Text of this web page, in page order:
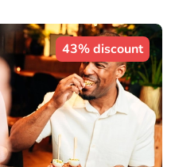
43% discount